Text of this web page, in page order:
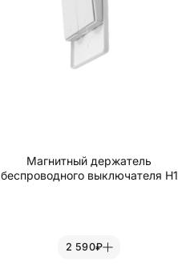
Магнитный держатель
беспроводного выключателя H1
2 590₽